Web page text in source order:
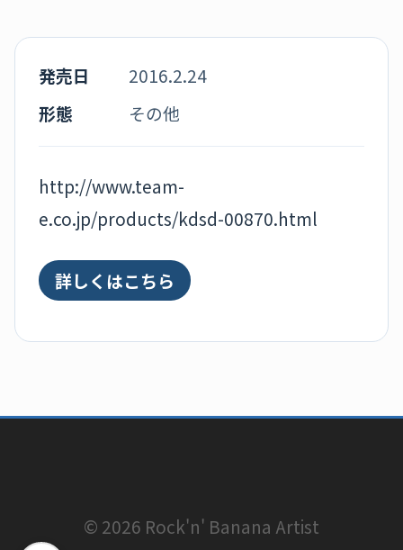
発売日
2016.2.24
形態
その他
http://www.team-
e.co.jp/products/kdsd-00870.html
詳しくはこちら
© 2026 Rock'n' Banana Artist